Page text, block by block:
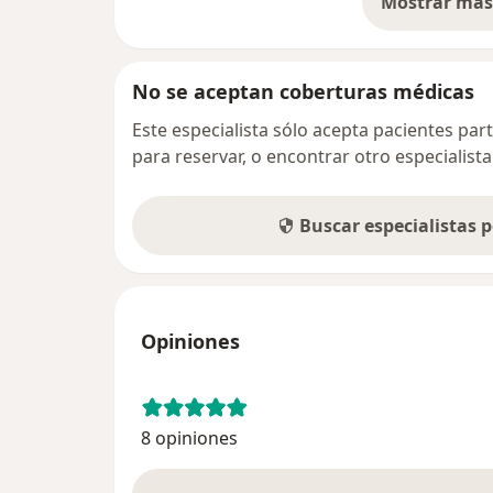
llevar a cabo el procedimiento que
todavía mejor hacer el procedimiento que
No se aceptan coberturas médicas
Este especialista sólo acepta pacientes
para reservar, o encontrar otro
Buscar especialistas
Opiniones
8 opiniones